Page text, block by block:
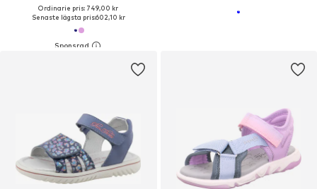
Ordinarie pris: 749,00 kr
Senaste lägsta pris:602,10 kr